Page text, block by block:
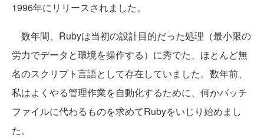
1996年にリリースされました。
数年間、Rubyは当初の設計目的だった処理（最小限の
労力でデータと環境を操作する）に秀でた、ほとんど無
名のスクリプト言語として存在していました。数年前、
私はよくやる管理作業を自動化するために、何かバッチ
ファイルに代わるものを求めてRubyをいじり始めまし
た。